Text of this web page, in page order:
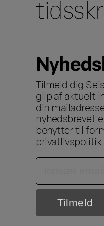
Tilmeld dig
glip af aktuelt
din
nyhedsbrevet
benytter til